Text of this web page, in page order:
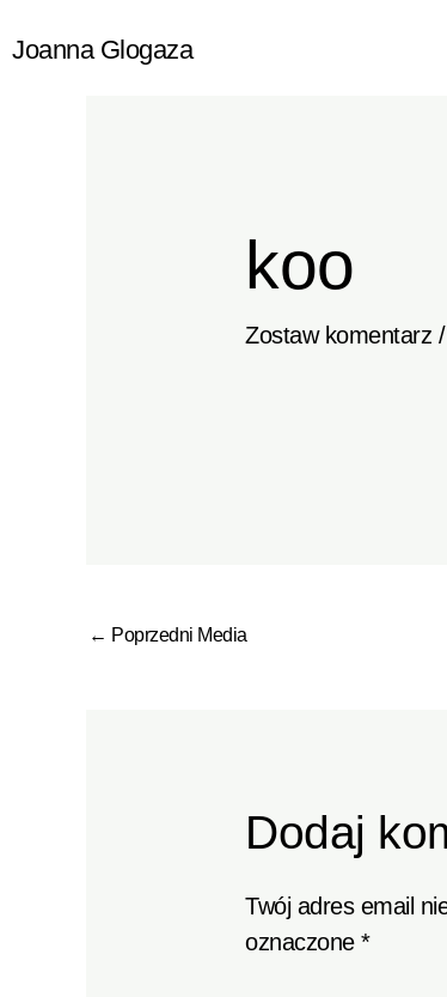
doJoanna Glogaza
koo
Zostaw komentarz
← Poprzedni Media
Dodaj
Twój adres email
oznaczone*